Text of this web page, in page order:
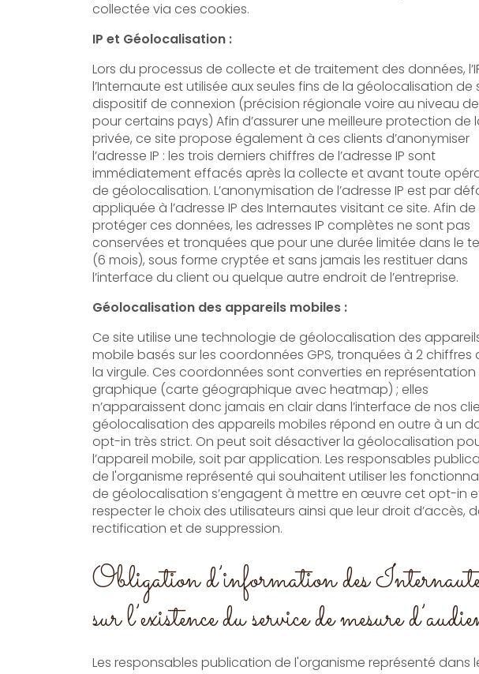
collectée via ces cookies.
IP et Géolocalisation :
Lors du processus de collecte et de traitement des données,
l’Internaute est utilisée aux seules fins de la géolocalisation de
dispositif de connexion (précision régionale voire au niveau
pour certains pays) Afin d’assurer une meilleure protection de la vie
privée, ce site propose également à ces clients d’anonymiser
l’adresse IP : les trois derniers chiffres de l’adresse IP sont
immédiatement effacés après la collecte et avant toute opération
de géolocalisation. L’anonymisation de l’adresse IP est par
appliquée à l’adresse IP des Internautes visitant ce site. Afin de
protéger ces données, les adresses IP complètes ne sont pas
conservées et tronquées que pour une durée limitée dans le temps
(6 mois), sous forme cryptée et sans jamais les restituer dans
l’interface du client ou quelque autre endroit de l’entreprise.
Géolocalisation des appareils mobiles :
Ce site utilise une technologie de géolocalisation des
mobile basés sur les coordonnées GPS, tronquées à 2 chiffres
la virgule. Ces coordonnées sont converties en représentation
graphique (carte géographique avec heatmap) ; elles
n’apparaissent donc jamais en clair dans l’interface de nos
géolocalisation des appareils mobiles répond en outre à un
opt-in très strict. On peut soit désactiver la géolocalisation
l’appareil mobile, soit par application. Les responsables
de l'organisme représenté qui souhaitent utiliser les
de géolocalisation s’engagent à mettre en œuvre cet opt-in
respecter le choix des utilisateurs ainsi que leur droit d’accès, de
rectification et de suppression.
Obligation d’information des
sur l’existence du service de mesure
Les responsables publication de l'organisme représenté dans